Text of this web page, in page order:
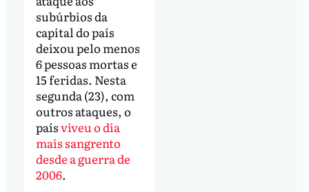
subúrbios da
capital do país
deixou pelo menos
6 pessoas mortas e
15 feridas. Nesta
segunda (23), com
outros ataques, o
paísviveu o dia
mais sangrento
desde a guerra de
2006.